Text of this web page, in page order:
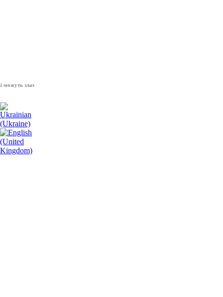
зламати волю народу, - Президент України Володимир Зеленський